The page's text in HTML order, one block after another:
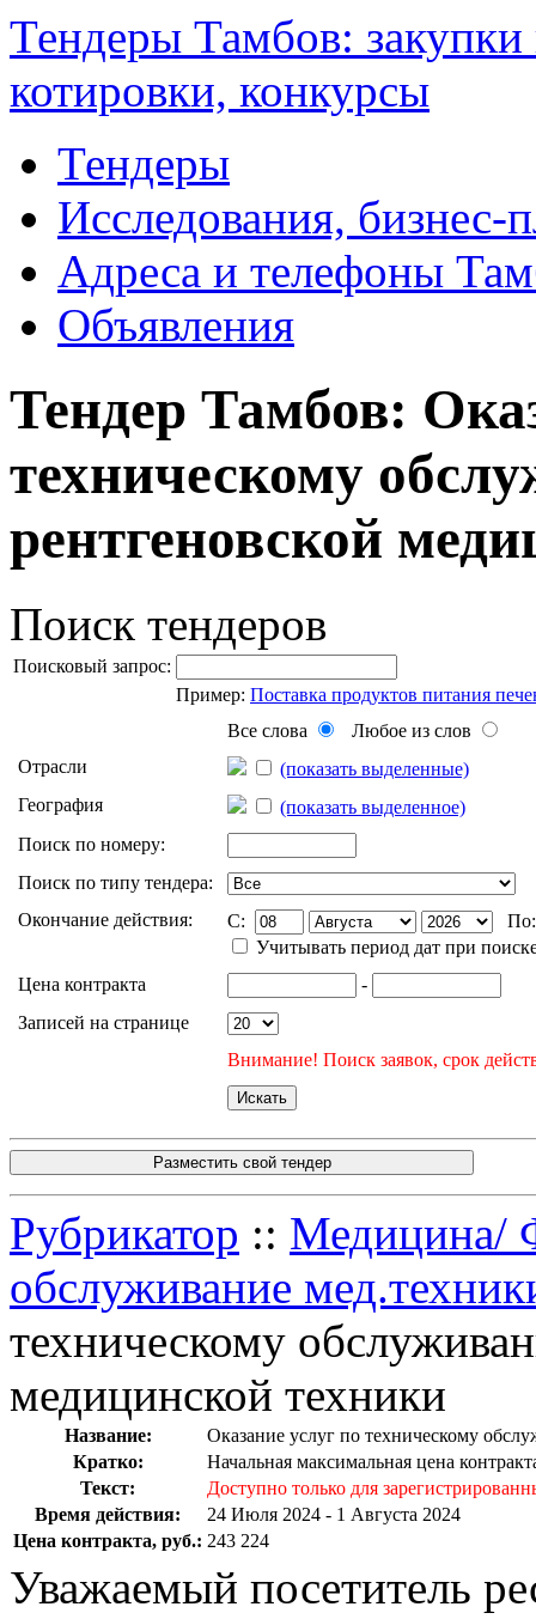
Тендеры Тамбов:
котировки, конкурсы
Тендеры
Исследования, бизнес-
Адреса и телефоны
Объявления
Тендер Тамбов:
техническому
рентгеновской
Поиск тендеров
Поисковый запрос:
Пример: Поставка продуктов питания
Все слова
Любое из слов
Отрасли
(показать выделенные)
География
(показать выделенное)
Поиск по номеру:
Поиск по типу тендера:
Окончание действия:
C:
Учитывать период дат при
Цена контракта
-
Записей на странице
Внимание! Поиск заявок, срок
Разместить свой тендер
Рубрикатор :: Медицина/
обслуживание
техническому
медицинской техники
Название:
Оказание услуг по техническому
Кратко:
Начальная максимальная цена
Текст:
Доступно только для
Время действия:
24 Июля 2024 - 1 Августа 2024
Цена контракта, руб.: 243 224
Уважаемый посетитель